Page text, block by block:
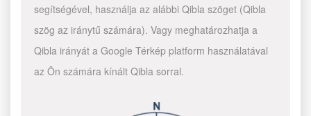
segítségével, használja az alábbi Qibla szöget (Qibla
szög az iránytű számára). Vagy meghatározhatja a
Qibla irányát a Google Térkép platform használatával
az Ön számára kínált Qibla sorral.